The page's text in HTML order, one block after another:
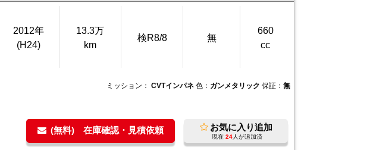
2012年
(H24)
13.3万
km
検R8/8 無
660
cc
ミッション： CVTインパネ 色： ガンメタリック 保証： 無
(無料) 在庫確認・見積依頼 お気に入り追加
現在 24人が追加済